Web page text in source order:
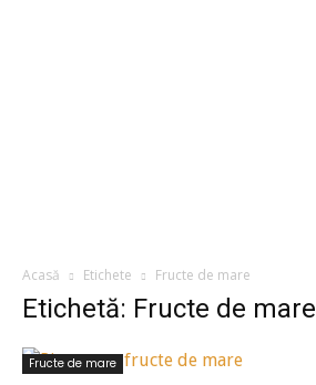
Acasă Etichete Fructe de mare
Etichetă: Fructe de mare
Fructe de mare